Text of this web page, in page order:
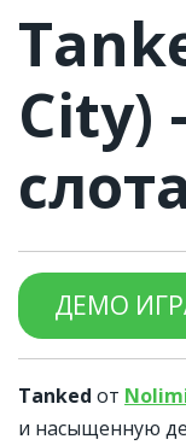
City)
слота
ДЕМО
Tanked от
и насыщенную